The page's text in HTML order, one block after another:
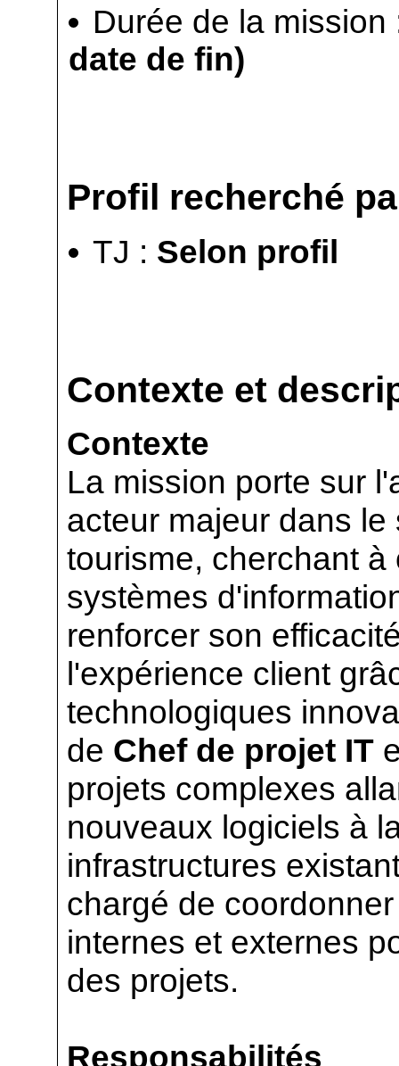
Durée de la
date de fin)
Profil recherché
TJ : Selon profil
Contexte et
Contexte
La mission porte sur
acteur majeur dans
tourisme, cherchant
systèmes
renforcer son
l'expérience client
technologiques
de Chef de projet IT
projets complexes
nouveaux logiciels à
infrastructures
chargé de
internes et externes
des projets.
Responsabilités